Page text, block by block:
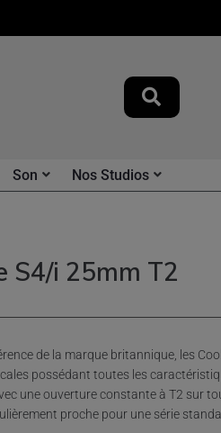
Son Nos Studios
S4/i 25mm T2
de la marque britannique, les
possédant toutes les
une ouverture constante à T2 sur
proche pour une série